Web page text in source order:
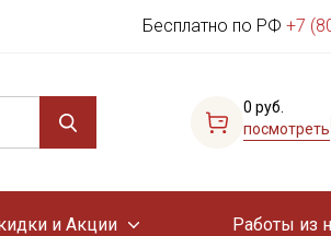
Бесплатно по РФ +7
0 руб.
посмотреть
и Акции Работы из